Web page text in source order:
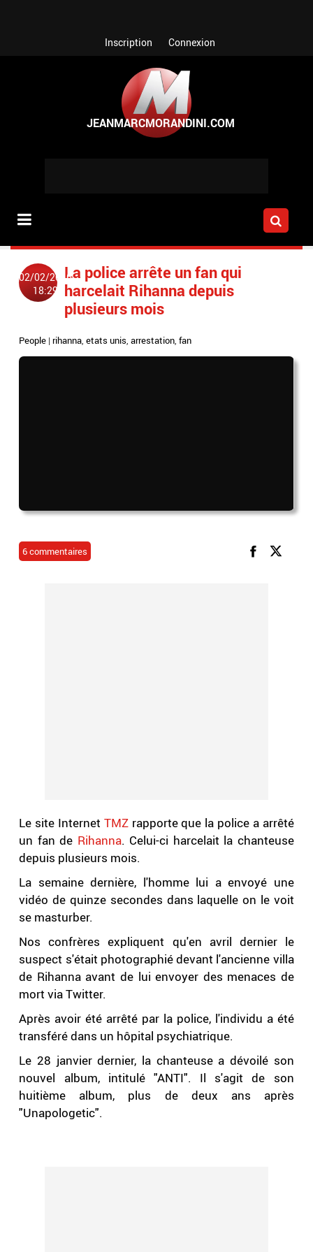
Inscription Connexion
02/02/2016
18:29
La police arrête un fan qui
harcelait Rihanna depuis
plusieurs mois
People |rihanna,etats unis,arrestation,fan
6 commentaires
Le site Internet TMZ rapporte que la police a arrêté
un fan de Rihanna. Celui-ci harcelait la chanteuse
depuis plusieurs mois.
La semaine dernière, l'homme lui a envoyé une
vidéo de quinze secondes dans laquelle on le voit
se masturber.
Nos confrères expliquent qu'en avril dernier le
suspect s'était photographié devant l'ancienne villa
de Rihanna avant de lui envoyer des menaces de
mort via Twitter.
Après avoir été arrêté par la police, l'individu a été
transféré dans un hôpital psychiatrique.
Le 28 janvier dernier, la chanteuse a dévoilé son
nouvel album, intitulé "ANTI". Il s'agit de son
huitième album, plus de deux ans après
"Unapologetic".